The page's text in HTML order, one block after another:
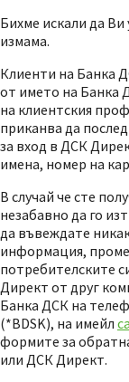
Бихме искали да
измама.
Клиенти на Банка
от името на Банка
на клиентския
приканва да
за вход в ДСК
имена, номер на
В случай че сте
незабавно да го
да въвеждате
информация,
потребителските
Директ от друг
Банка ДСК на
(*BDSK), на имейл
формите за
или ДСК Директ.